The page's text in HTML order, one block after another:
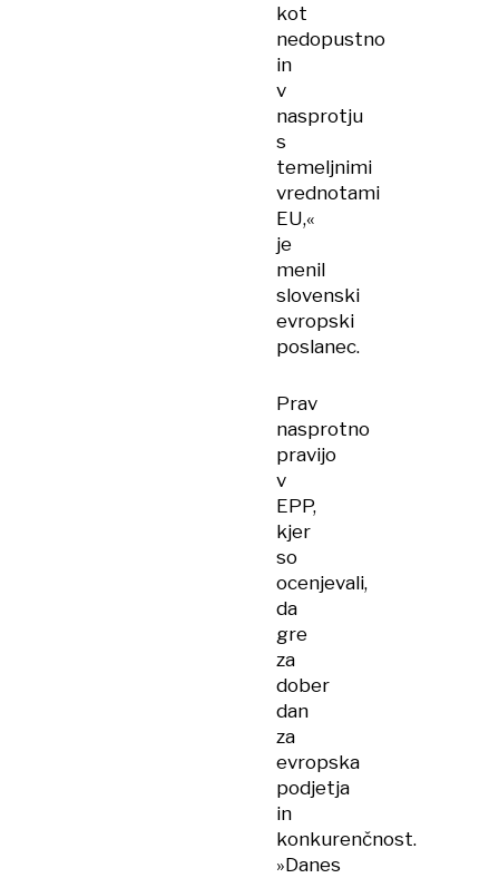
kot
nedopustno
in
v
nasprotju
s
temeljnimi
vrednotami
EU,«
je
menil
slovenski
evropski
poslanec.
Prav
nasprotno
pravijo
v
EPP,
kjer
so
ocenjevali,
da
gre
za
dober
dan
za
evropska
podjetja
in
konkurenčnost.
»Danes